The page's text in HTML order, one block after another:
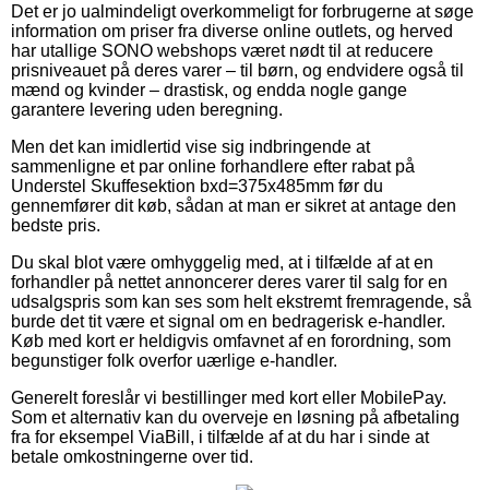
Det er jo ualmindeligt overkommeligt for forbrugerne at søge
information om priser fra diverse online outlets, og herved
har utallige SONO webshops været nødt til at reducere
prisniveauet på deres varer – til børn, og endvidere også til
mænd og kvinder – drastisk, og endda nogle gange
garantere levering uden beregning.
Men det kan imidlertid vise sig indbringende at
sammenligne et par online forhandlere efter rabat på
Understel Skuffesektion bxd=375x485mm før du
gennemfører dit køb, sådan at man er sikret at antage den
bedste pris.
Du skal blot være omhyggelig med, at i tilfælde af at en
forhandler på nettet annoncerer deres varer til salg for en
udsalgspris som kan ses som helt ekstremt fremragende, så
burde det tit være et signal om en bedragerisk e-handler.
Køb med kort er heldigvis omfavnet af en forordning, som
begunstiger folk overfor uærlige e-handler.
Generelt foreslår vi bestillinger med kort eller MobilePay.
Som et alternativ kan du overveje en løsning på afbetaling
fra for eksempel ViaBill, i tilfælde af at du har i sinde at
betale omkostningerne over tid.